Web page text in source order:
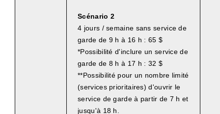
Scénario 2
4 jours / semaine sans service de
garde de 9 h à 16 h : 65 $
*Possibilité d'inclure un service de
garde de 8 h à 17 h : 32 $
**Possibilité pour un nombre limité
(services prioritaires) d'ouvrir le
service de garde à partir de 7 h et
jusqu'à 18 h.